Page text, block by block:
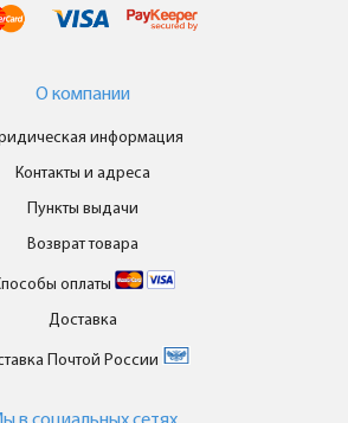
О компании
информация
Контакты и адреса
Пункты выдачи
Возврат товара
оплаты
Доставка
Почтой России